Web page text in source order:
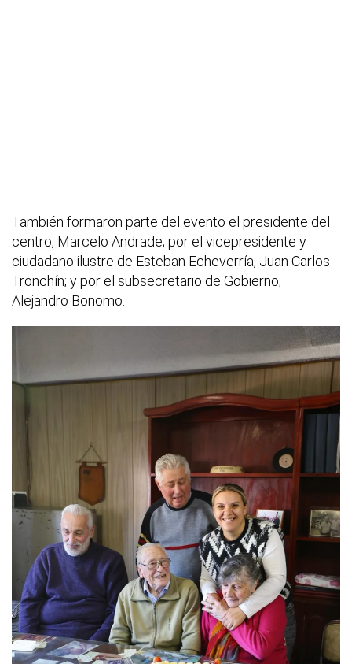
También formaron parte del evento el presidente del
centro, Marcelo Andrade; por el vicepresidente y
ciudadano ilustre de Esteban Echeverría, Juan Carlos
Tronchín; y por el subsecretario de Gobierno,
Alejandro Bonomo.